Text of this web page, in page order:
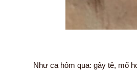
Như ca hôm qua: gây tê, mổ